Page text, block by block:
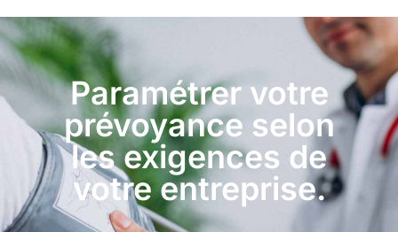
Paramétrer votre
prévoyance selon
les exigences de
votre entreprise.